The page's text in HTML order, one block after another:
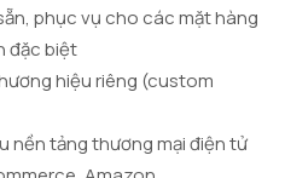
phục vụ cho các mặt hàng
đặc biệt
hiệu riêng (custom
nền tảng thương mại điện tử